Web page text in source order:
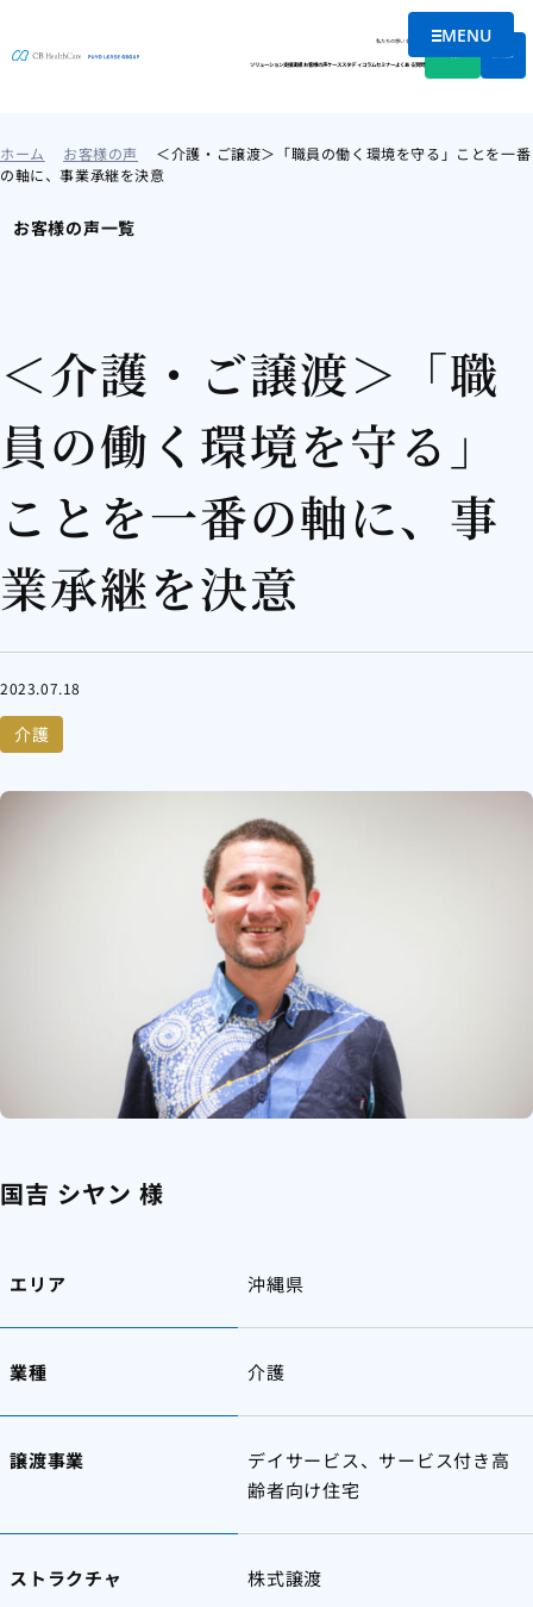
メニュー
MENU
私たちの想い会社情報
ソリューション支援実績お客様の声ケーススタディコラムセミナーよくある質問
ホーム お客様の声
＜介護・ご譲渡＞「職員の働く環境を守る」ことを一番
の軸に、事業承継を決意
お客様の声一覧
＜介護・ご譲渡＞「職
員の働く環境を守る」
ことを一番の軸に、事
業承継を決意
2023.07.18
介護
国吉 シヤン 様
エリア 沖縄県
業種 介護
譲渡事業
デイサービス、サービス付き高
齢者向け住宅
ストラクチャ 株式譲渡